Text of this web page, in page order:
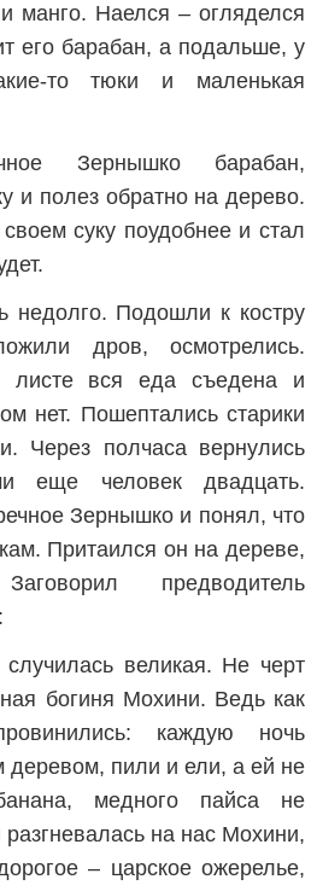
манго. Наелся – огляделся
его барабан, а подальше, у
то тюки и маленькая
Зернышко барабан,
и полез обратно на дерево.
суку поудобнее и стал
недолго. Подошли к костру
дров, осмотрелись.
листе вся еда съедена и
нет. Пошептались старики
Через полчаса вернулись
еще человек двадцать.
Зернышко и понял, что
Притаился он на дереве,
предводитель
великая. Не черт
богиня Мохини. Ведь как
каждую ночь
деревом, пили и ели, а ей не
медного пайса не
на нас Мохини,
– царское ожерелье,